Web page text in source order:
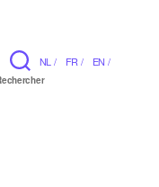
NL / FR / EN /